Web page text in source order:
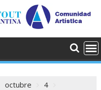
octubre
4